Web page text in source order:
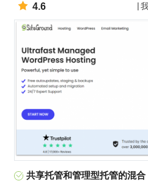
4.6
共享托管和管理型托管的混